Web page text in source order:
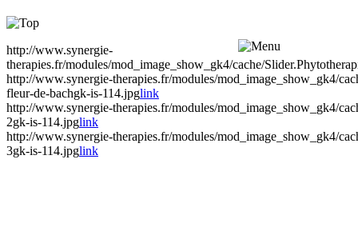
http://www.synergie-
therapies.fr/modules/mod_image_show_gk4/cache/
http://www.synergie-therapies.fr/modules/mod_image_show_gk4/
fleur-de-bachgk-is-114.jpglink
http://www.synergie-therapies.fr/modules/mod_image_show_gk4/
2gk-is-114.jpglink
http://www.synergie-therapies.fr/modules/mod_image_show_gk4/
3gk-is-114.jpglink